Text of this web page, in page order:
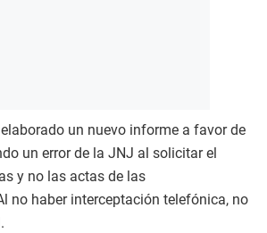
un nuevo informe a favor de
un error de la JNJ al solicitar el
y no las actas de las
no haber interceptación telefónica, no